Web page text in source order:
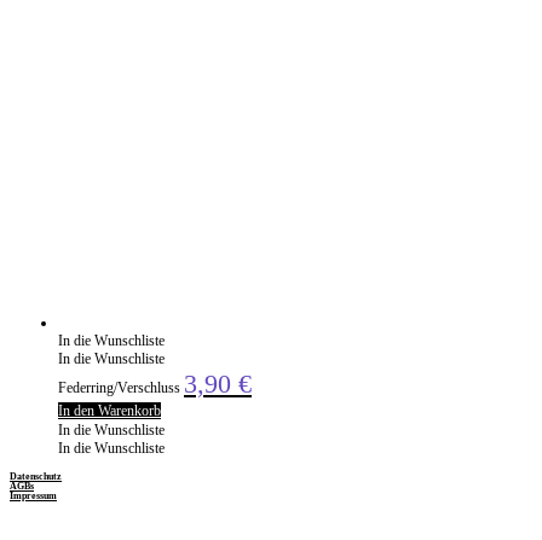
In die Wunschliste
In die Wunschliste
Federring/Verschluss 3,90 €
In den Warenkorb
In die Wunschliste
In die Wunschliste
Datenschutz
AGBs
Impressum